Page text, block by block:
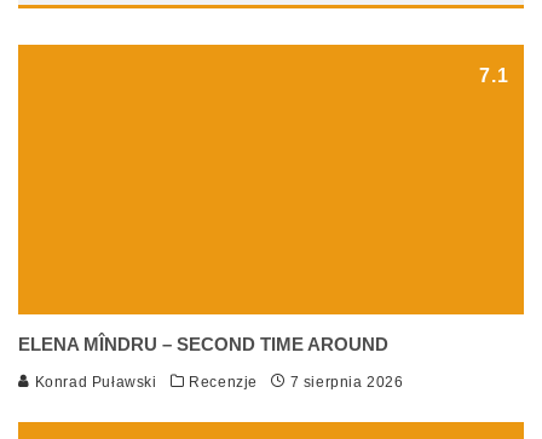
7.1
ELENA MÎNDRU – SECOND TIME AROUND
Konrad Puławski Recenzje 7 sierpnia 2026